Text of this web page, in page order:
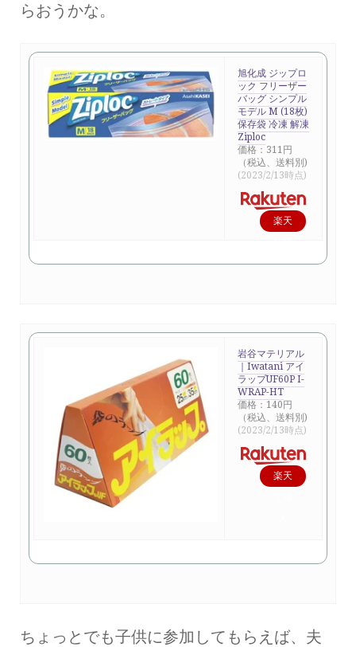
らおうかな。
旭化成 ジップロ
ック フリーザー
バッグ シンプル
モデル M (18枚)
保存袋 冷凍 解凍
Ziploc
価格：311円
（税込、送料別)
(2023/2/13時点)
楽天
入
岩谷マテリアル
｜Iwatani アイ
ラップUF60P I-
WRAP-HT
価格：140円
（税込、送料別)
(2023/2/13時点)
楽天
ちょっとでも子供に参加してもらえば、夫